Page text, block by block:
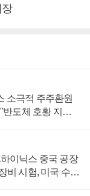
소극적 주주환원
반도체 호황 지속
이닉스 중국 공장
비 시험, 미국 수출